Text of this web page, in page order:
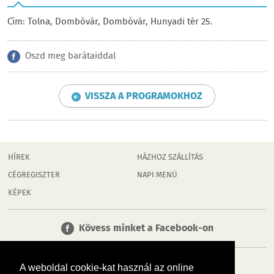
A weboldal cookie-kat használ az online
Cím: Tolna, Dombóvár, Dombóvár, Hunyadi tér 25.
Oszd meg barátaiddal
VISSZA A PROGRAMOKHOZ
HÍREK
CÉGREGISZTER
KÉPEK
HÁZHOZ SZÁLLÍTÁS
NAPI MENÜ
Kövess minket a Facebook-on